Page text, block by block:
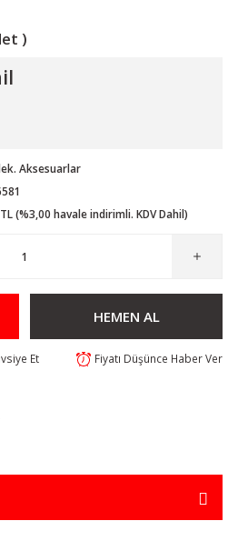
)
Aksesuarlar
(%3,00 havale indirimli. KDV Dahil)
HEMEN AL
Et
Fiyatı Düşünce Haber Ver